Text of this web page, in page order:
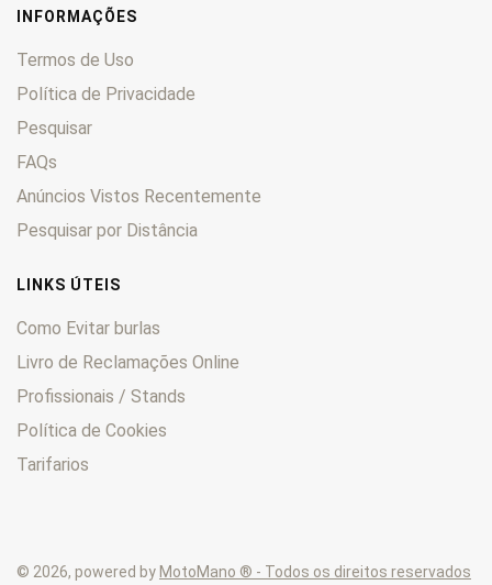
850 RT 0
nine T 0
R12 0
INFORMAÇÕES
Termos de Uso
Política de Privacidade
Pesquisar
FAQs
Anúncios Vistos Recentemente
Pesquisar por Distância
LINKS ÚTEIS
Como Evitar burlas
Livro de Reclamações Online
Profissionais / Stands
Política de Cookies
Tarifarios
© 2026, powered by MotoMano ® - Todos os direitos reservados